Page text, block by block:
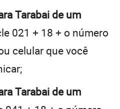
Tarabai de um
021 + 18 + o número
celular que você
Tarabai de um